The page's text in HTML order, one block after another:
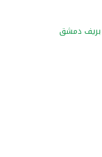
بريف دمشق